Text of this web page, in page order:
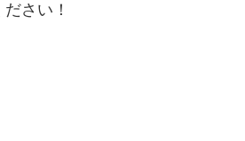
さい！